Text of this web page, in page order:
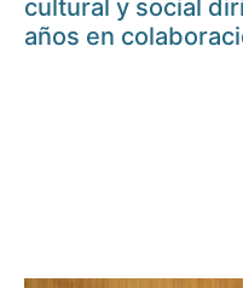
cultural y social
años en